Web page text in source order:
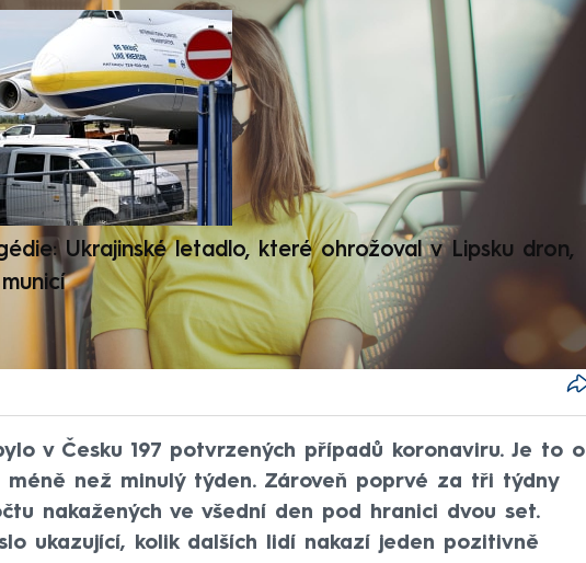
Ukrajinské letadlo, které ohrožoval v Lipsku dron,
v Česku 197 potvrzených případů koronaviru. Je to o
méně než minulý týden. Zároveň poprvé za tři týdny
nakažených ve všední den pod hranici dvou set.
ukazující, kolik dalších lidí nakazí jeden pozitivně